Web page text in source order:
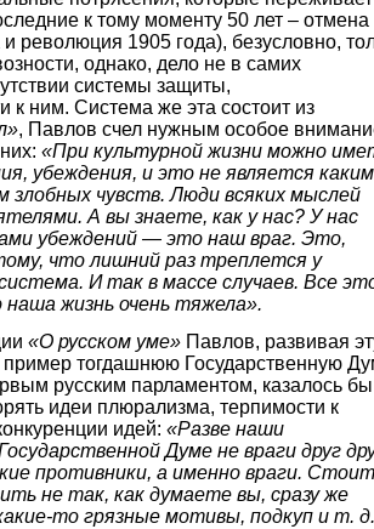
к тому моменту 50 лет – отмена
и революция 1905 года), безусловно,
однако, дело не в самих
системы защиты,
к ним. Система же эта состоит из
, Павлов счел нужным особое
«При культурной жизни можно
убеждения, и это не является
злобных чувств. Люди всяких мыслей
А вы знаете, как у нас? У нас
убеждений — это наш враг. Это,
что лишний раз треплется у
И так в массе случаев. Все
жизнь очень тяжела».
«О русском уме» Павлов, развивая
тогдашнюю Государственную
русским парламентом, казалось
идеи плюрализма, терпимости к
идей: «Разве наши
Думе не враги друг
противники, а именно враги. Стоит
не так, как думаете вы, сразу же
то грязные мотивы, подкуп и т.